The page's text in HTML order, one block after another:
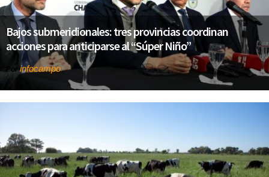
Bajos submeridionales: tres provincias coordinan
acciones para anticiparse al “Súper Niño”
Porinfocampo